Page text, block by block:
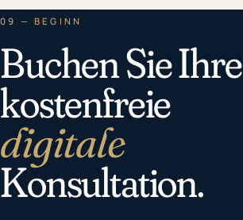
09 — BEGINN
Buchen Sie Ihre
kostenfreie
digitale
Konsultation.